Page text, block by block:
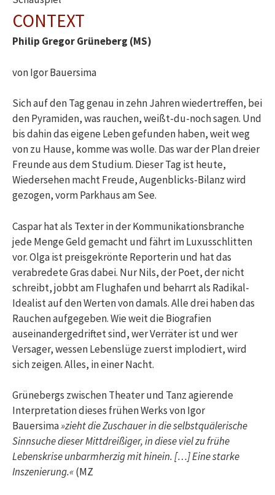
CONTEXT
Philip Gregor Grüneberg (MS)
von Igor Bauersima
Sich auf den Tag genau in zehn Jahren wiedertreffen, bei
den Pyramiden, was rauchen, weißt-du-noch sagen. Und
bis dahin das eigene Leben gefunden haben, weit weg
von zu Hause, komme was wolle. Das war der Plan dreier
Freunde aus dem Studium. Dieser Tag ist heute,
Wiedersehen macht Freude, Augenblicks-Bilanz wird
gezogen, vorm Parkhaus am See.
Caspar hat als Texter in der Kommunikationsbranche
jede Menge Geld gemacht und fährt im Luxusschlitten
vor. Olga ist preisgekrönte Reporterin und hat das
verabredete Gras dabei. Nur Nils, der Poet, der nicht
schreibt, jobbt am Flughafen und beharrt als Radikal-
Idealist auf den Werten von damals. Alle drei haben das
Rauchen aufgegeben. Wie weit die Biografien
auseinandergedriftet sind, wer Verräter ist und wer
Versager, wessen Lebenslüge zuerst implodiert, wird
sich zeigen. Alles, in einer Nacht.
Grünebergs zwischen Theater und Tanz agierende
Interpretation dieses frühen Werks von Igor
Bauersima»zieht die Zuschauer in die selbstquälerische
Sinnsuche dieser Mittdreißiger, in diese viel zu frühe
Lebenskrise unbarmherzig mit hinein. […] Eine starke
Inszenierung.«(MZ